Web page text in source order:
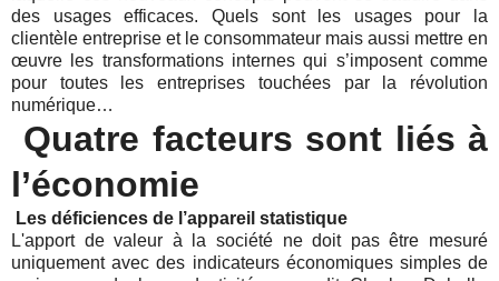
des usages efficaces. Quels sont les usages pour la
clientèle entreprise et le consommateur mais aussi mettre en
œuvre les transformations internes qui s’imposent comme
pour toutes les entreprises touchées par la révolution
numérique…
Quatre facteurs sont liés à
l’économie
Les déficiences de l’appareil statistique
L'apport de valeur à la société ne doit pas être mesuré
uniquement avec des indicateurs économiques simples de